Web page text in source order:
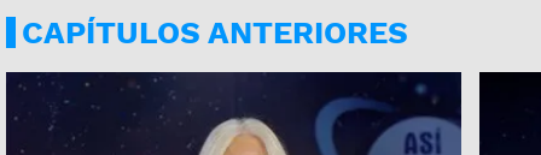
CAPÍTULOS ANTERIORES